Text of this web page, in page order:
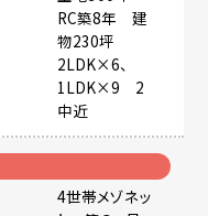
RC築8年 建
物230坪
2LDK×6、
1LDK×9 2
中近
4世帯メゾネッ